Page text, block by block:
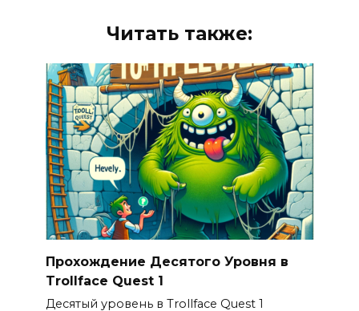
Читать также:
Прохождение Десятого Уровня в
Trollface Quest 1
Десятый уровень в Trollface Quest 1